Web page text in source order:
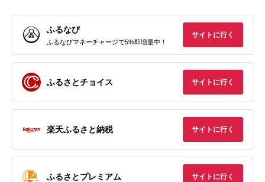
ふるなび
ふるなびマネーチャージで5%即増量中！
サイトに行く
ふるさとチョイス サイトに行く
楽天ふるさと納税 サイトに行く
ふるさとプレミアム サイトに行く